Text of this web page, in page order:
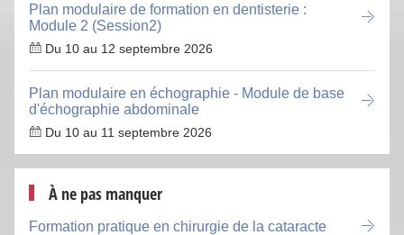
Plan modulaire de formation en dentisterie :
Module 2 (Session2)
Du 10 au 12 septembre 2026
Plan modulaire en échographie - Module de base
d'échographie abdominale
Du 10 au 11 septembre 2026
À ne pas manquer
Formation pratique en chirurgie de la cataracte